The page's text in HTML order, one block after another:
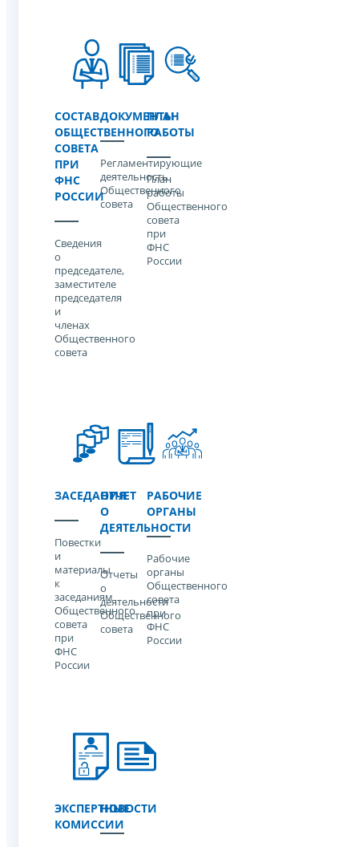
СОСТАВ
ОБЩЕСТВЕННОГО
СОВЕТА
ПРИ
ФНС
РОССИИ
Cведения
о
председателе,
заместителе
председателя
и
членах
Общественного
совета
ДОКУМЕНТЫ
Регламентирующие
деятельность
Общественного
совета
ПЛАН
РАБОТЫ
План
работы
Общественного
совета
при
ФНС
России
ЗАСЕДАНИЯ
Повестки
и
материалы
к
заседаниям
Общественного
совета
при
ФНС
России
ОТЧЕТ
О
ДЕЯТЕЛЬНОСТИ
Отчеты
о
деятельности
Общественного
совета
РАБОЧИЕ
ОРГАНЫ
Рабочие
органы
Общественного
совета
при
ФНС
России
ЭКСПЕРТНЫЕ
КОМИССИИ
НОВОСТИ